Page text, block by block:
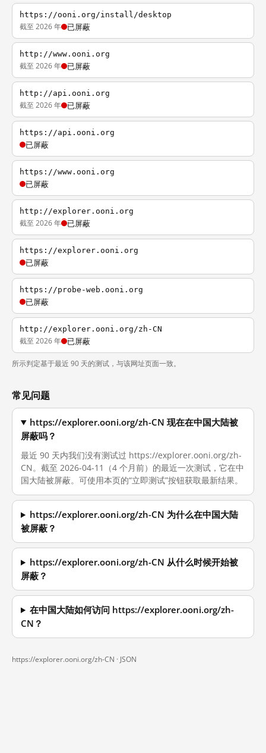
https://ooni.org/install/desktop
截至 2026 年 已屏蔽
http://www.ooni.org
截至 2026 年 已屏蔽
http://api.ooni.org
截至 2026 年 已屏蔽
https://api.ooni.org
已屏蔽
https://www.ooni.org
已屏蔽
http://explorer.ooni.org
截至 2026 年 已屏蔽
https://explorer.ooni.org
已屏蔽
https://probe-web.ooni.org
已屏蔽
http://explorer.ooni.org/zh-CN
截至 2026 年 已屏蔽
所示判定基于最近 90 天的测试，与该网址页面一致。
常见问题
https://explorer.ooni.org/zh-CN 现在在中国大陆被
屏蔽吗？
最近 90 天内我们没有测试过 https://explorer.ooni.org/zh-
CN。截至 2026-04-11（4 个月前）的最近一次测试，它在中
国大陆被屏蔽。可使用本页的“立即测试”按钮获取最新结果。
https://explorer.ooni.org/zh-CN 为什么在中国大陆
被屏蔽？
https://explorer.ooni.org/zh-CN 从什么时候开始被
屏蔽？
在中国大陆如何访问 https://explorer.ooni.org/zh-
CN？
https://explorer.ooni.org/zh-CN · JSON